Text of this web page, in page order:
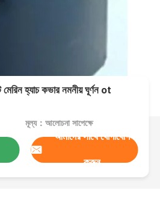
হ্যাচ কভার নমনীয় ঘূর্ণন ot
মূল্য：আলোচনা সাপেক্ষে
আমাদের সাথে যোগাযোগ
করুন